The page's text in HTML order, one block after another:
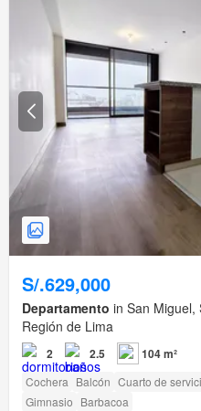
S/.629,000
Departamento in San Miguel,
Región de Lima
2 2.5 104 m²
Cochera Balcón Cuarto de
Gimnasio Barbacoa